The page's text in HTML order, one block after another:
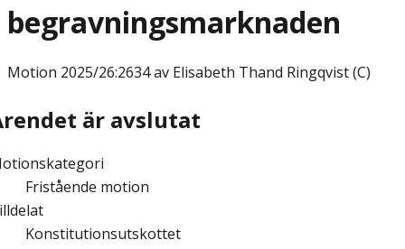
begravningsmarknaden
Motion 2025/26:2634 av Elisabeth Thand Ringqvist (C)
är avslutat
Fristående motion
Konstitutionsutskottet